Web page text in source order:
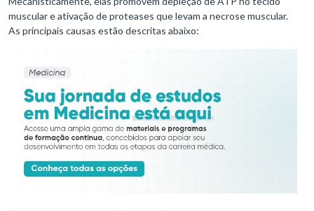
muscular e ativação de proteases que levam a necrose muscular.
As principais causas estão descritas abaixo: